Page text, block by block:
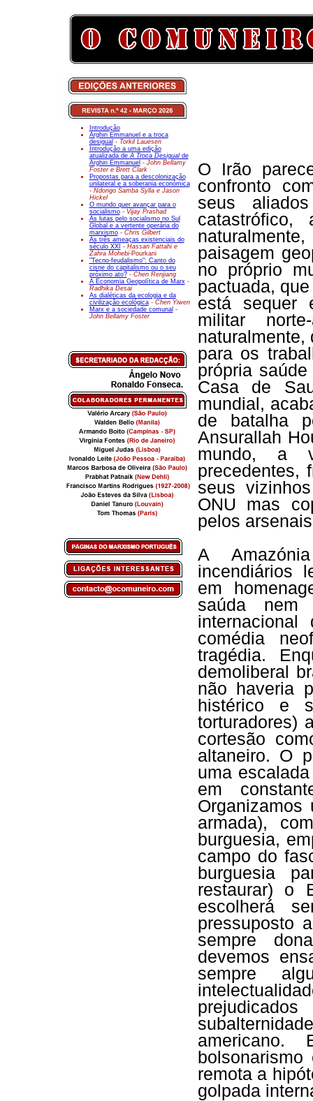
Introdução
Arghiri Emmanuel e a troca
desigual - Torkil Lauesen
Introdução a uma edição
atualizada deA Troca Desigualde
Arghiri Emmanuel - John Bellamy
Foster e Brett Clark
Propostas para a descolonização
unilateral e a soberania económica
- Ndongo Samba Sylla e Jason
Hickel
O mundo quer avançar para o
socialismo- Vijay Prashad
As lutas pelo socialismo no Sul
Global e a vertente operária do
marxismo- Chris Gilbert
As três ameaças existenciais do
século XXI - Hassan Fattahi e
Zahra Mohebi-Pourkani
"Tecno-feudalismo": Canto do
cisne do capitalismo ou o seu
próximo ato? - Chen Renjiang
A Economia Geopolítica de Marx-
Radhika Desai
As dialéticas da ecologia e da
civilização ecológica - Chen Yiwen
Marx e a sociedade comunal -
John Bellamy Foster
O Irão
confronto
seus
catastrófico,
paisagem
no próprio
pactuada,
está sequer
militar
naturalmente,
para os
própria
Casa de
mundial,
de batalha
Ansurallah
mundo, a
precedentes,
seus
ONU mas
pelos
A
incendiários
em
saúda nem
comédia
tragédia.
demoliberal
não haveria
histérico e
torturadores)
cortesão
altaneiro. O
uma
em
Organizamos
armada),
burguesia,
campo do
burguesia
restaurar) o
escolherá
pressuposto
sempre
devemos
sempre
remota a
golpada